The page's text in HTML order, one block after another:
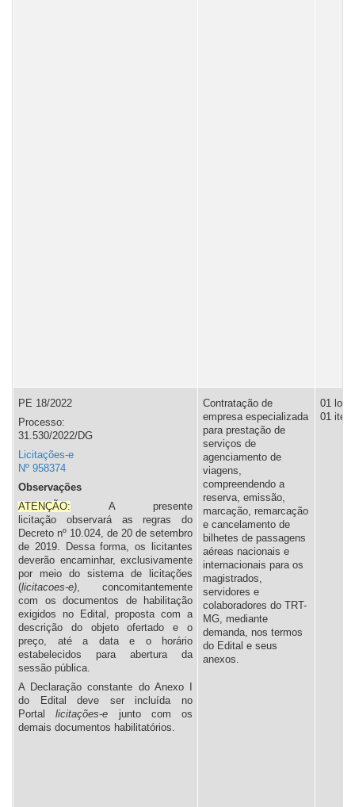
PE 18/2022
Processo:
31.530/2022/DG
Licitações-e
Nº 958374
Observações
ATENÇÃO: A presente
licitação observará as regras do
Decreto nº 10.024, de 20 de setembro
de 2019. Dessa forma, os licitantes
deverão encaminhar, exclusivamente
por meio do sistema de licitações
(licitacoes-e) , concomitantemente
com os documentos de habilitação
exigidos no Edital, proposta com a
descrição do objeto ofertado e o
preço, até a data e o horário
estabelecidos para abertura da
sessão pública.
A Declaração constante do Anexo I
do Edital deve ser incluída no
Portal
licitações-e junto com os
demais documentos habilitatórios.
Contratação de
empresa especializada
para prestação de
serviços de
agenciamento de
viagens,
compreendendo a
reserva, emissão,
marcação, remarcação
e cancelamento de
bilhetes de passagens
aéreas nacionais e
internacionais para os
magistrados,
servidores e
colaboradores do TRT-
MG, mediante
demanda, nos termos
do Edital e seus
anexos.
01 lote,
01 item